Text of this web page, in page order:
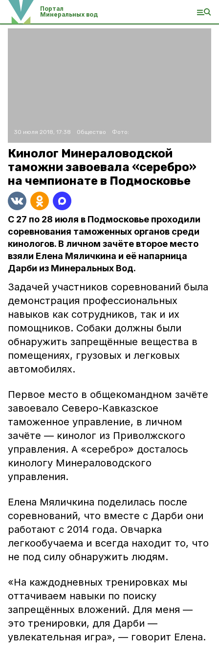
Портал
Минеральных вод
30 июля 2018, 17:38 Общество Фото:
Кинолог Минераловодской
таможни завоевала «серебро»
на чемпионате в Подмосковье
С 27 по 28 июля в Подмосковье проходили
соревнования таможенных органов среди
кинологов. В личном зачёте второе место
взяли Елена Мяличкина и её напарница
Дарби из Минеральных Вод.
Задачей участников соревнований была
демонстрация профессиональных
навыков как сотрудников, так и их
помощников. Собаки должны были
обнаружить запрещённые вещества в
помещениях, грузовых и легковых
автомобилях.
Первое место в общекомандном зачёте
завоевало Северо-Кавказское
таможенное управление, в личном
зачёте — кинолог из Приволжского
управления. А «серебро» досталось
кинологу Минераловодского
управления.
Елена Мяличкина поделилась после
соревнований, что вместе с Дарби они
работают с 2014 года. Овчарка
легкообучаема и всегда находит то, что
не под силу обнаружить людям.
«На каждодневных тренировках мы
оттачиваем навыки по поиску
запрещённых вложений. Для меня —
это тренировки, для Дарби —
увлекательная игра», — говорит Елена.